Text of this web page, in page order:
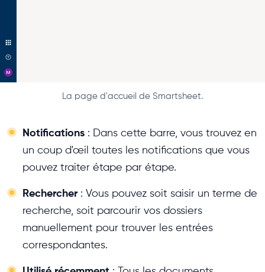
La page d'accueil de Smartsheet.
Notifications : Dans cette barre, vous trouvez en
un coup d'œil toutes les notifications que vous
pouvez traiter étape par étape.
Rechercher: Vous pouvez soit saisir un terme de
recherche, soit parcourir vos dossiers
manuellement pour trouver les entrées
correspondantes.